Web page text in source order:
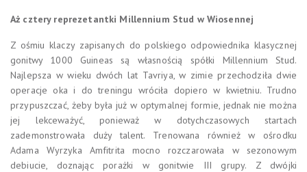
Aż cztery reprezetantki Millennium Stud w Wiosennej
Z ośmiu klaczy zapisanych do polskiego odpowiednika klasycznej
gonitwy 1000 Guineas są własnością spółki Millennium Stud.
Najlepsza w wieku dwóch lat Tavriya, w zimie przechodziła dwie
operacje oka i do treningu wróciła dopiero w kwietniu. Trudno
przypuszczać, żeby była już w optymalnej formie, jednak nie można
jej lekceważyć, ponieważ w dotychczasowych startach
zademonstrowała duży talent. Trenowana również w ośrodku
Adama Wyrzyka Amfitrita mocno rozczarowała w sezonowym
debiucie, doznając porażki w gonitwie III grupy. Z dwójki